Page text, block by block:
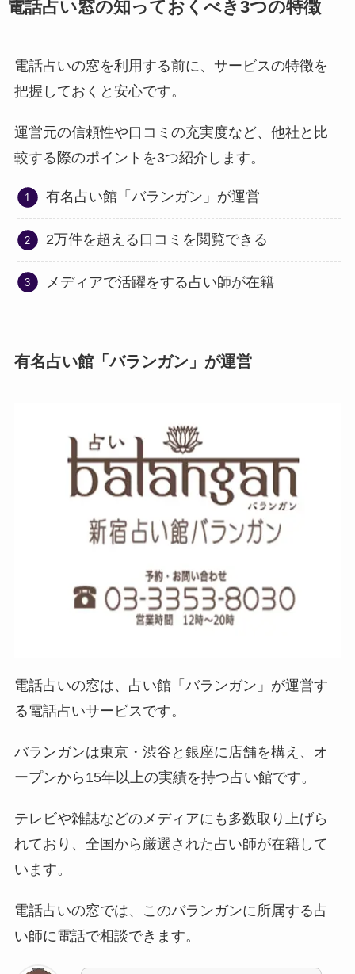
電話占い窓の知っておくべき3つの特徴
電話占いの窓を利用する前に、サービスの特徴を
把握しておくと安心です。
運営元の信頼性や口コミの充実度など、他社と比
較する際のポイントを3つ紹介します。
有名占い館「バランガン」が運営
2万件を超える口コミを閲覧できる
メディアで活躍をする占い師が在籍
有名占い館「バランガン」が運営
電話占いの窓は、占い館「バランガン」が運営す
る電話占いサービスです。
バランガンは東京・渋谷と銀座に店舗を構え、オ
ープンから15年以上の実績を持つ占い館です。
テレビや雑誌などのメディアにも多数取り上げら
れており、全国から厳選された占い師が在籍して
います。
電話占いの窓では、このバランガンに所属する占
い師に電話で相談できます。